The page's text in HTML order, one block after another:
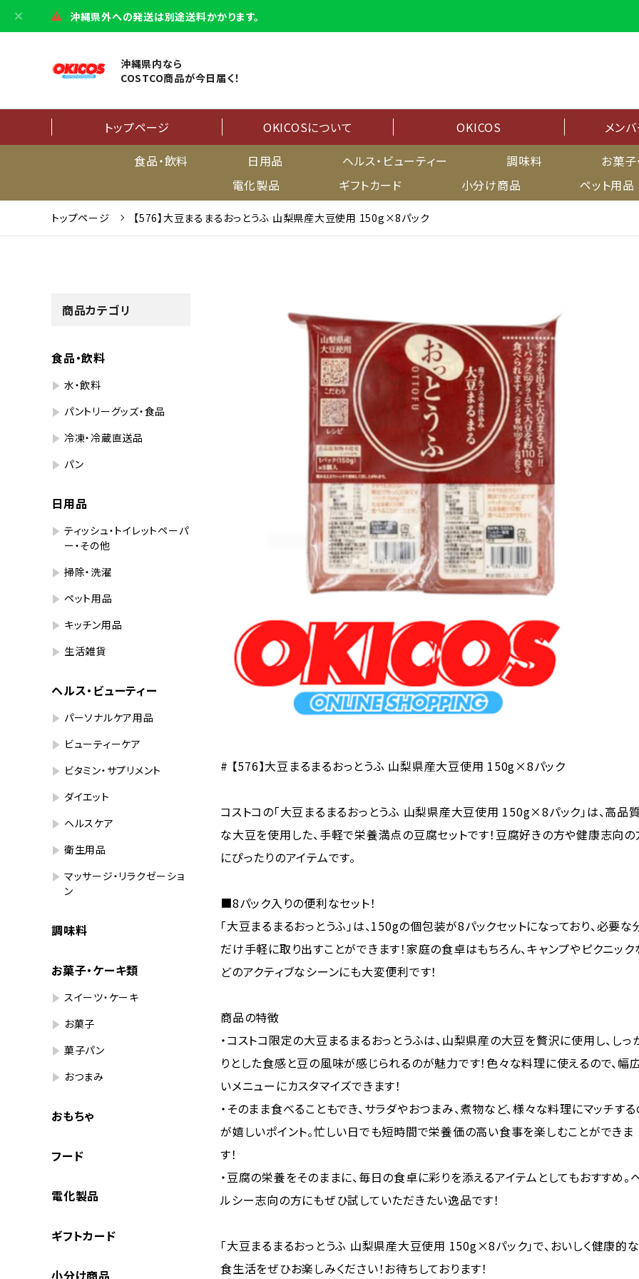
沖縄県外への発送は別途送料かかります。
沖縄県内なら
COSTCO商品が今日届く！
トップページ OKICOSについて OKICOS
メン
メンバーシッ
マイページ
食品・飲料
日用品 ヘルス・ビューティー 調味料 お菓子
電化製品
ギフトカード 小分け商品 ペット用品
トップページ 【576】大豆まるまるおっとうふ 山梨県産大豆使用 150g×8パック
商品カテゴリ
食品・飲料
水・飲料
パントリーグッズ・食品
冷凍・冷蔵直送品
パン
日用品
ティッシュ・トイレットペーパ
ー・その他
掃除・洗濯
ペット用品
キッチン用品
生活雑貨
ヘルス・ビューティー
パーソナルケア用品
ビューティーケア
ビタミン・サプリメント
ダイエット
ヘルスケア
衛生用品
マッサージ・リラクゼーショ
ン
調味料
お菓子・ケーキ類
スイーツ・ケーキ
お菓子
菓子パン
おつまみ
おもちゃ
フード
電化製品
ギフトカード
小分け商品
# 【576】大豆まるまるおっとうふ 山梨県産大豆使用 150g×8パック
コストコの「大豆まるまるおっとうふ 山梨県産大豆使用 150g×8パック」は、高品
な大豆を使用した、手軽で栄養満点の豆腐セットです！豆腐好きの方や健康志向の
にぴったりのアイテムです。
■8パック入りの便利なセット！
「大豆まるまるおっとうふ」は、150gの個包装が8パックセットになっており、必要な
だけ手軽に取り出すことができます！家庭の食卓はもちろん、キャンプやピクニック
どのアクティブなシーンにも大変便利です！
商品の特徴
・コストコ限定の大豆まるまるおっとうふは、山梨県産の大豆を贅沢に使用し、しっ
りとした食感と豆の風味が感じられるのが魅力です！色々な料理に使えるので、幅
いメニューにカスタマイズできます！
・そのまま食べることもでき、サラダやおつまみ、煮物など、様々な料理にマッチする
が嬉しいポイント。忙しい日でも短時間で栄養価の高い食事を楽しむことができま
す！
・豆腐の栄養をそのままに、毎日の食卓に彩りを添えるアイテムとしてもおすすめ。
ルシー志向の方にもぜひ試していただきたい逸品です！
「大豆まるまるおっとうふ 山梨県産大豆使用 150g×8パック」で、おいしく健康的な
食生活をぜひお楽しみください！お待ちしております！